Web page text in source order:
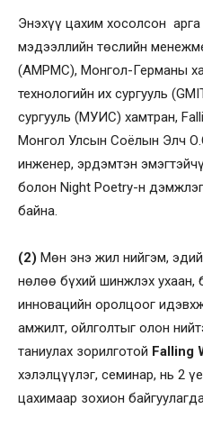
Энэхүү цахим хосолсон
мэдээллийн төслийн
(AMPMC), Монгол-Германы
технологийн их сургууль
сургууль (МУИС) хамтран,
Монгол Улсын Соёлын Элч
инженер, эрдэмтэн
болон Night Poetry-н
байна.
(2) Мөн энэ жил нийгэм,
нөлөө бүхий шинжлэх ухаан,
инновацийн оролцоог
амжилт, ойлголтыг олон
таниулах зорилготой Falling
хэлэлцүүлэг, семинар, нь 2
цахимаар зохион